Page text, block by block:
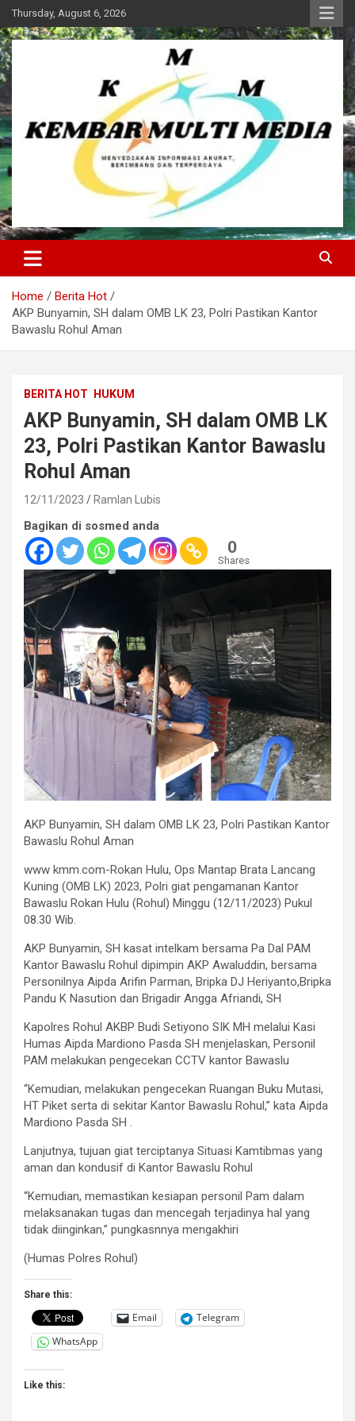
Skip
to
content
Thursday, August 6, 2026
Kembar Multi Media
Home
Berita Hot
AKP Bunyamin, SH dalam OMB LK 23, Polri Pastikan Kantor
Bawaslu Rohul Aman
BERITA HOT HUKUM
AKP Bunyamin, SH dalam OMB LK
23, Polri Pastikan Kantor Bawaslu
Rohul Aman
12/11/2023 Ramlan Lubis
Bagikan di sosmed anda
0
Shares
AKP Bunyamin, SH dalam OMB LK 23, Polri Pastikan Kantor
Bawaslu Rohul Aman
www kmm.com-Rokan Hulu, Ops Mantap Brata Lancang
Kuning (OMB LK) 2023, Polri giat pengamanan Kantor
Bawaslu Rokan Hulu (Rohul) Minggu (12/11/2023) Pukul
08.30 Wib.
AKP Bunyamin, SH kasat intelkam bersama Pa Dal PAM
Kantor Bawaslu Rohul dipimpin AKP Awaluddin, bersama
Personilnya Aipda Arifin Parman, Bripka DJ Heriyanto,Bripka
Pandu K Nasution dan Brigadir Angga Afriandi, SH
Kapolres Rohul AKBP Budi Setiyono SIK MH melalui Kasi
Humas Aipda Mardiono Pasda SH menjelaskan, Personil
PAM melakukan pengecekan CCTV kantor Bawaslu
“Kemudian, melakukan pengecekan Ruangan Buku Mutasi,
HT Piket serta di sekitar Kantor Bawaslu Rohul,” kata Aipda
Mardiono Pasda SH .
Lanjutnya, tujuan giat terciptanya Situasi Kamtibmas yang
aman dan kondusif di Kantor Bawaslu Rohul
“Kemudian, memastikan kesiapan personil Pam dalam
melaksanakan tugas dan mencegah terjadinya hal yang
tidak diinginkan,” pungkasnnya mengakhiri
(Humas Polres Rohul)
Share this:
Email
Telegram
WhatsApp
Like this: